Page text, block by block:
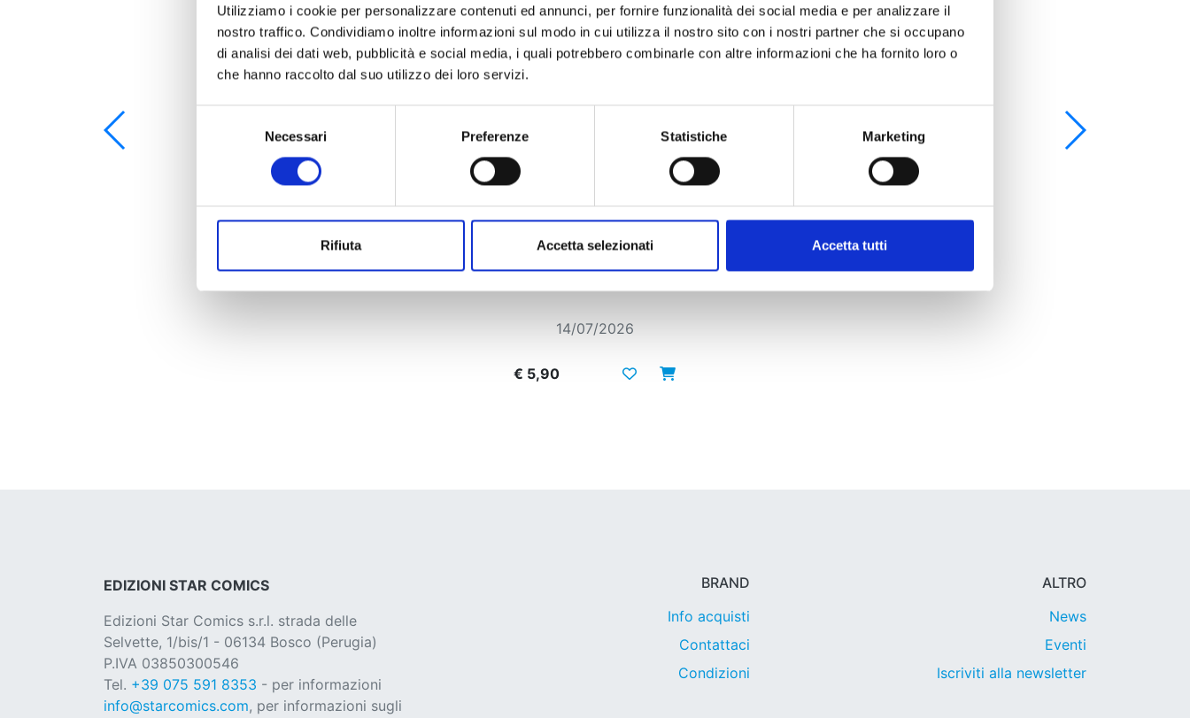
Utilizziamo i cookie per personalizzare contenuti ed annunci, per fornire funzionalità dei social media e per analizzare il
nostro traffico. Condividiamo inoltre informazioni sul modo in cui utilizza il nostro sito con i nostri partner che si occupano
di analisi dei dati web, pubblicità e social media, i quali potrebbero combinarle con altre informazioni che ha fornito loro o
che hanno raccolto dal suo utilizzo dei loro servizi.
Necessari Preferenze Statistiche Marketing
Rifiuta Accetta selezionati Accetta tutti
THE JOJOLANDS n. 7
14/07/2026
€ 5,90
EDIZIONI STAR COMICS
Edizioni Star Comics s.r.l. strada delle
Selvette, 1/bis/1 - 06134 Bosco (Perugia)
P.IVA 03850300546
Tel. +39 075 591 8353 - per informazioni
info@starcomics.com, per informazioni sugli
BRAND
Info acquisti
Contattaci
Condizioni
ALTRO
News
Eventi
Iscriviti alla newsletter